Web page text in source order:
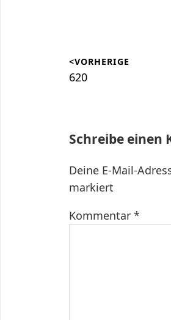
<VORHERIGE
Vorheriger
620
Schreibe einen
Deine E-Mail-
markiert
Kommentar *